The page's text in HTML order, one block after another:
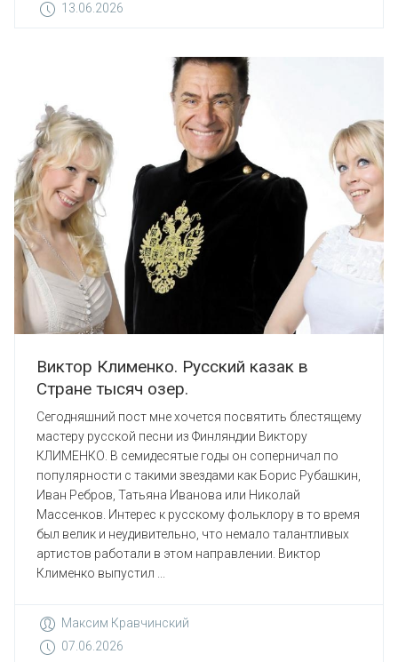
13.06.2026
Виктор Клименко. Русский казак в
Стране тысяч озер.
Сегодняшний пост мне хочется посвятить блестящему
мастеру русской песни из Финляндии Виктору
КЛИМЕНКО. В семидесятые годы он соперничал по
популярности с такими звездами как Борис Рубашкин,
Иван Ребров, Татьяна Иванова или Николай
Массенков. Интерес к русскому фольклору в то время
был велик и неудивительно, что немало талантливых
артистов работали в этом направлении. Виктор
Клименко выпустил ...
Максим Кравчинский
07.06.2026